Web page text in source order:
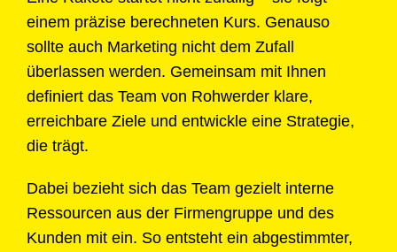
einem präzise berechneten Kurs. Genauso
sollte auch Marketing nicht dem Zufall
überlassen werden. Gemeinsam mit Ihnen
definiert das Team von Rohwerder klare,
erreichbare Ziele und entwickle eine Strategie,
die trägt.
Dabei bezieht sich das Team gezielt interne
Ressourcen aus der Firmengruppe und des
Kunden mit ein. So entsteht ein abgestimmter,